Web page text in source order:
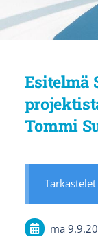
Esitelmä
Tommi
ma